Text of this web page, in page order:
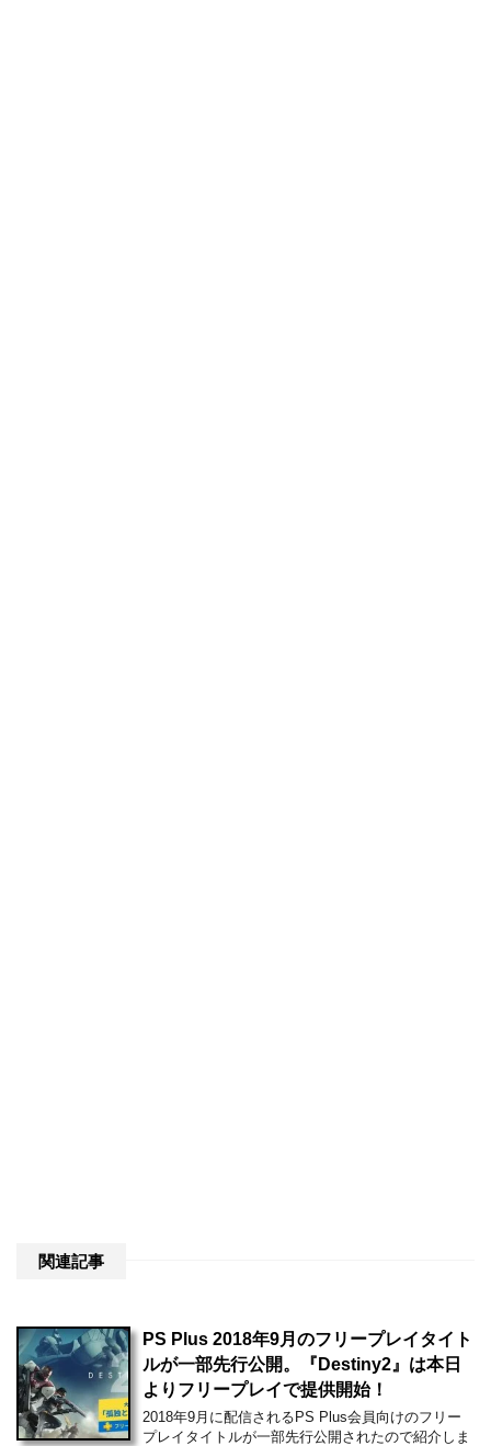
関連記事
PS Plus 2018年9月のフリープレイタイト
ルが一部先行公開。『Destiny2』は本日
よりフリープレイで提供開始！
2018年9月に配信されるPS Plus会員向けのフリー
プレイタイトルが一部先行公開されたので紹介しま